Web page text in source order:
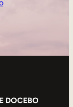
DOCEBO